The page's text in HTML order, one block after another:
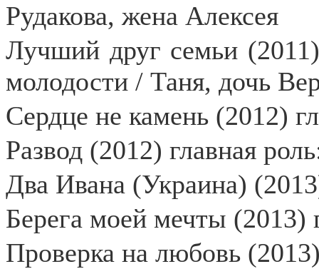
Рудакова, жена Алексея
Лучший друг семьи
молодости / Таня, дочь
Сердце не камень (2012)
Развод (2012) главная
Два Ивана (Украина)
Берега моей мечты (2013)
Проверка на любовь